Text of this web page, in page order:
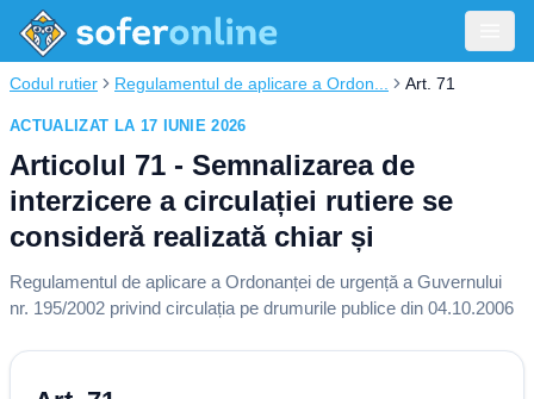
Codul rutier Regulamentul de aplicare a Ordon... Art. 71
ACTUALIZAT LA 17 IUNIE 2026
Articolul 71 - Semnalizarea de
interzicere a circulației rutiere se
consideră realizată chiar și
Regulamentul de aplicare a Ordonanței de urgență a Guvernului
nr. 195/2002 privind circulația pe drumurile publice din 04.10.2006